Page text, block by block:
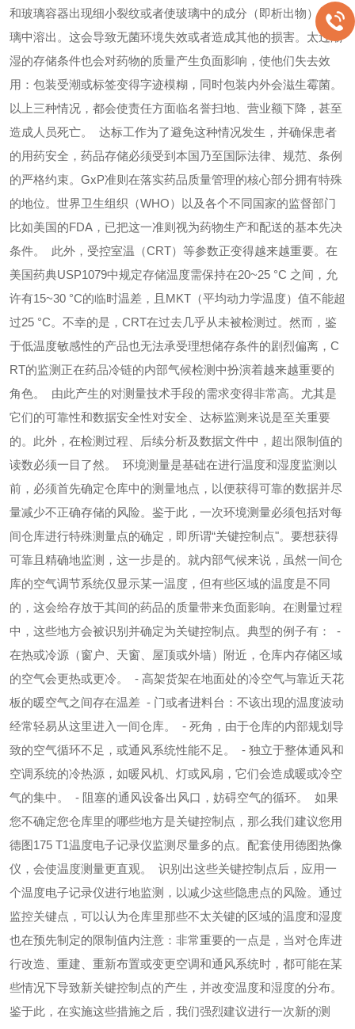
和玻璃容器出现细小裂纹或者使玻璃中的成分（即析出物）从玻
璃中溶出。这会导致无菌环境失效或者造成其他的损害。太过潮
湿的存储条件也会对药物的质量产生负面影响，使他们失去效
用：包装受潮或标签变得字迹模糊，同时包装内外会滋生霉菌。
以上三种情况，都会使责任方面临名誉扫地、营业额下降，甚至
造成人员死亡。
达标工作为了避免这种情况发生，并确保患者
的用药安全，药品存储必须受到本国乃至国际法律、规范、条例
的严格约束。GxP准则在落实药品质量管理的核心部分拥有特殊
的地位。世界卫生组织（WHO）以及各个不同国家的监督部门
比如美国的FDA，已把这一准则视为药物生产和配送的基本先决
条件。
此外，受控室温（CRT）等参数正变得越来越重要。在
美国药典USP1079中规定存储温度需保持在20~25 °C 之间，允
许有15~30 °C的临时温差，且MKT（平均动力学温度）值不能超
过25 °C。不幸的是，CRT在过去几乎从未被检测过。然而，鉴
于低温度敏感性的产品也无法承受理想储存条件的剧烈偏离，C
RT的监测正在药品冷链的内部气候检测中扮演着越来越重要的
角色。
由此产生的对测量技术手段的需求变得非常高。尤其是
它们的可靠性和数据安全性对安全、达标监测来说是至关重要
的。此外，在检测过程、后续分析及数据文件中，超出限制值的
读数必须一目了然。
环境测量是基础在进行温度和湿度监测以
前，必须首先确定仓库中的测量地点，以便获得可靠的数据并尽
量减少不正确存储的风险。鉴于此，一次环境测量必须包括对每
间仓库进行特殊测量点的确定，即所谓“关键控制点"。要想获得
可靠且精确地监测，这一步是的。就内部气候来说，虽然一间仓
库的空气调节系统仅显示某一温度，但有些区域的温度是不同
的，这会给存放于其间的药品的质量带来负面影响。在测量过程
中，这些地方会被识别并确定为关键控制点。典型的例子有：
-
在热或冷源（窗户、天窗、屋顶或外墙）附近，仓库内存储区域
的空气会更热或更冷。
- 高架货架在地面处的冷空气与靠近天花
板的暖空气之间存在温差 - 门或者进料台：不该出现的温度波动
经常轻易从这里进入一间仓库。
- 死角 ，由于仓库的内部规划导
致的空气循环不足，或通风系统性能不足。
- 独立于整体通风和
空调系统的冷热源，如暖风机、灯或风扇，它们会造成暖或冷空
气的集中。
- 阻塞的通风设备出风口，妨碍空气的循环。
如果
您不确定您仓库里的哪些地方是关键控制点，那么我们建议您用
德图175 T1温度电子记录仪监测尽量多的点。配套使用德图热像
仪，会使温度测量更直观。
识别出这些关键控制点后，应用一
个温度电子记录仪进行地监测，以减少这些隐患点的风险。通过
监控关键点，可以认为仓库里那些不太关键的区域的温度和湿度
也在预先制定的限制值内注意：非常重要的一点是，当对仓库进
行改造、重建、重新布置或变更空调和通风系统时，都可能在某
些情况下导致新关键控制点的产生，并改变温度和湿度的分布。
鉴于此，在实施这些措施之后，我们强烈建议进行一次新的测